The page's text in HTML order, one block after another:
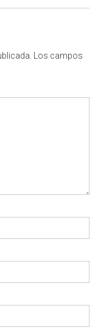
dar
dando
Los campos